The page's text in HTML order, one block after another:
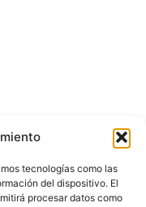
tecnologías como las
del dispositivo. El
procesar datos como